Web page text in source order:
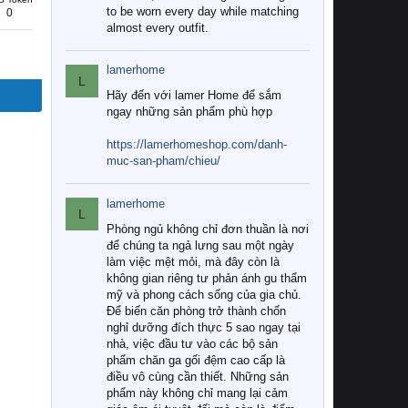
0
to be worn every day while matching
almost every outfit.
L
lamerhome
Hãy đến với lamer Home để sắm
ngay những sản phẩm phù hợp
https://lamerhomeshop.com/danh-
muc-san-pham/chieu/
L
lamerhome
Phòng ngủ không chỉ đơn thuần là nơi
để chúng ta ngả lưng sau một ngày
làm việc mệt mỏi, mà đây còn là
không gian riêng tư phản ánh gu thẩm
mỹ và phong cách sống của gia chủ.
Để biến căn phòng trở thành chốn
nghỉ dưỡng đích thực 5 sao ngay tại
nhà, việc đầu tư vào các bộ sản
phẩm chăn ga gối đệm cao cấp là
điều vô cùng cần thiết. Những sản
phẩm này không chỉ mang lại cảm